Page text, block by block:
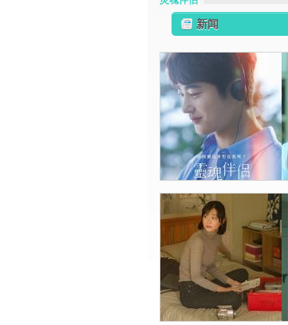
新闻